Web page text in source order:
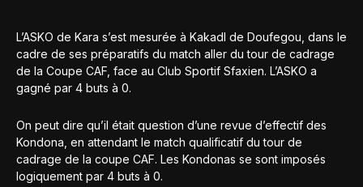
L’ASKO de Kara s’est mesurée à Kakadl de Doufegou, dans le
cadre de ses préparatifs du match aller du tour de cadrage
de la Coupe CAF, face au Club Sportif Sfaxien. L’ASKO a
gagné par 4 buts à 0.
On peut dire qu’il était question d’une revue d’effectif des
Kondona, en attendant le match qualificatif du tour de
cadrage de la coupe CAF. Les Kondonas se sont imposés
logiquement par 4 buts à 0.